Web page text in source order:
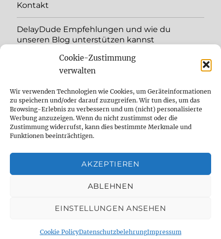
Cookie-Zustimmung
verwalten
Wir verwenden Technologien wie Cookies, um Geräteinformationen
zu speichern und/oder darauf zuzugreifen. Wir tun dies, um das
Browsing-Erlebnis zu verbessern und um (nicht) personalisierte
Werbung anzuzeigen. Wenn du nicht zustimmst oder die
Zustimmung widerrufst, kann dies bestimmte Merkmale und
Funktionen beeinträchtigen.
AKZEPTIEREN
ABLEHNEN
EINSTELLUNGEN ANSEHEN
Cookie PolicyDatenschutzbelehrungImpressum
Kontakt
DelayDude Empfehlungen und wie du
unseren Blog unterstützen kannst
öffnen
YouTube
Instagram
Feed
Cookie Policy (EU)